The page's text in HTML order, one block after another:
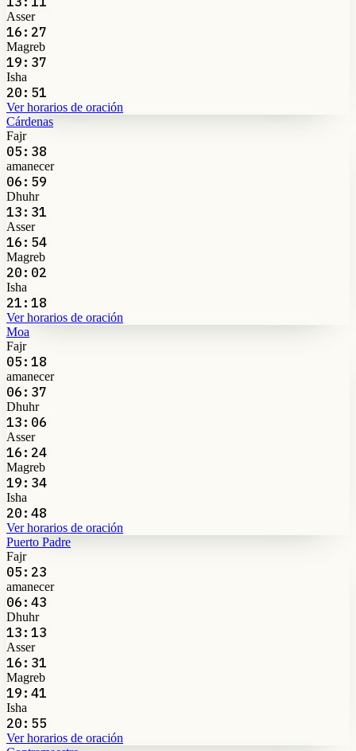
Asser
16:27
Magreb
19:37
Isha
20:51
Ver horarios de oración
Cárdenas
Fajr
05:38
amanecer
06:59
Dhuhr
13:31
Asser
16:54
Magreb
20:02
Isha
21:18
Ver horarios de oración
Moa
Fajr
05:18
amanecer
06:37
Dhuhr
13:06
Asser
16:24
Magreb
19:34
Isha
20:48
Ver horarios de oración
Puerto Padre
Fajr
05:23
amanecer
06:43
Dhuhr
13:13
Asser
16:31
Magreb
19:41
Isha
20:55
Ver horarios de oración